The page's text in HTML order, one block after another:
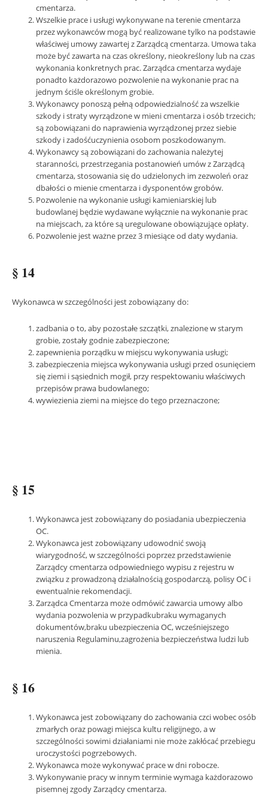
cmentarza.
Wszelkie prace i usługi wykonywane na terenie cmentarza
przez wykonawców mogą być realizowane tylko na podstawie
właściwej umowy zawartej z Zarządcą cmentarza. Umowa taka
może być zawarta na czas określony, nieokreślony lub na czas
wykonania konkretnych prac. Zarządca cmentarza wydaje
ponadto każdorazowo pozwolenie na wykonanie prac na
jednym ściśle określonym grobie.
Wykonawcy ponoszą pełną odpowiedzialność za wszelkie
szkody i straty wyrządzone w mieni cmentarza i osób trzecich;
są zobowiązani do naprawienia wyrządzonej przez siebie
szkody i zadośćuczynienia osobom poszkodowanym.
Wykonawcy są zobowiązani do zachowania należytej
staranności, przestrzegania postanowień umów z Zarządcą
cmentarza, stosowania się do udzielonych im zezwoleń oraz
dbałości o mienie cmentarza i dysponentów grobów.
Pozwolenie na wykonanie usługi kamieniarskiej lub
budowlanej będzie wydawane wyłącznie na wykonanie prac
na miejscach, za które są uregulowane obowiązujące opłaty.
Pozwolenie jest ważne przez 3 miesiące od daty wydania.
§ 14
Wykonawca w szczególności jest zobowiązany do:
zadbania o to, aby pozostałe szczątki, znalezione w starym
grobie, zostały godnie zabezpieczone;
zapewnienia porządku w miejscu wykonywania usługi;
zabezpieczenia miejsca wykonywania usługi przed osunięciem
się ziemi i sąsiednich mogił, przy respektowaniu właściwych
przepisów prawa budowlanego;
wywiezienia ziemi na miejsce do tego przeznaczone;
§ 15
Wykonawca jest zobowiązany do posiadania ubezpieczenia
OC.
Wykonawca jest zobowiązany udowodnić swoją
wiarygodność, w szczególności poprzez przedstawienie
Zarządcy cmentarza odpowiedniego wypisu z rejestru w
związku z prowadzoną działalnością gospodarczą, polisy OC i
ewentualnie rekomendacji.
Zarządca Cmentarza może odmówić zawarcia umowy albo
wydania pozwolenia w przypadkubraku wymaganych
dokumentów,braku ubezpieczenia OC, wcześniejszego
naruszenia Regulaminu,zagrożenia bezpieczeństwa ludzi lub
mienia.
§ 16
Wykonawca jest zobowiązany do zachowania czci wobec osób
zmarłych oraz powagi miejsca kultu religijnego, a w
szczególności sowimi działaniami nie może zakłócać przebiegu
uroczystości pogrzebowych.
Wykonawca może wykonywać prace w dni robocze.
Wykonywanie pracy w innym terminie wymaga każdorazowo
pisemnej zgody Zarządcy cmentarza.